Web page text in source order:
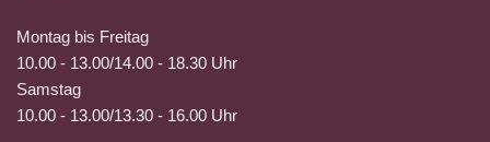
Montag bis Freitag
10.00 - 13.00/14.00 - 18.30 Uhr
Samstag
10.00 - 13.00/13.30 - 16.00 Uhr